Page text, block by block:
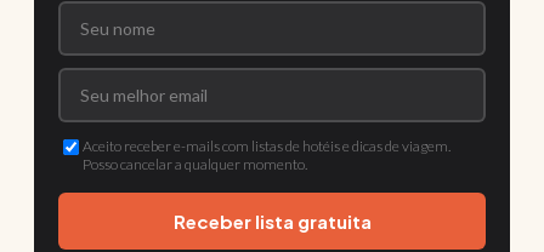
Aceito receber e-mails com listas de hotéis e dicas de viagem.
Posso cancelar a qualquer momento.
Receber lista gratuita